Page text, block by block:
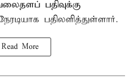
பதிவுக்கு
பதிலளித்துள்ளார்.
Read More